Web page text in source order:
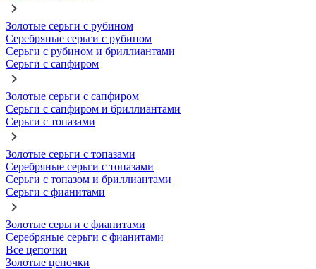
Золотые серьги с рубином
Серебряные серьги с рубином
Серьги с рубином и бриллиантами
Серьги с сапфиром
Золотые серьги с сапфиром
Серьги с сапфиром и бриллиантами
Серьги с топазами
Золотые серьги с топазами
Серебряные серьги с топазами
Серьги с топазом и бриллиантами
Серьги с фианитами
Золотые серьги с фианитами
Серебряные серьги с фианитами
Все цепочки
Золотые цепочки